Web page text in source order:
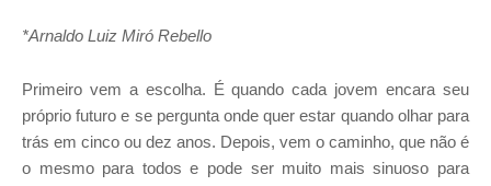
*Arnaldo Luiz Miró Rebello
Primeiro vem a escolha. É quando cada jovem encara seu
próprio futuro e se pergunta onde quer estar quando olhar para
trás em cinco ou dez anos. Depois, vem o caminho, que não é
o mesmo para todos e pode ser muito mais sinuoso para